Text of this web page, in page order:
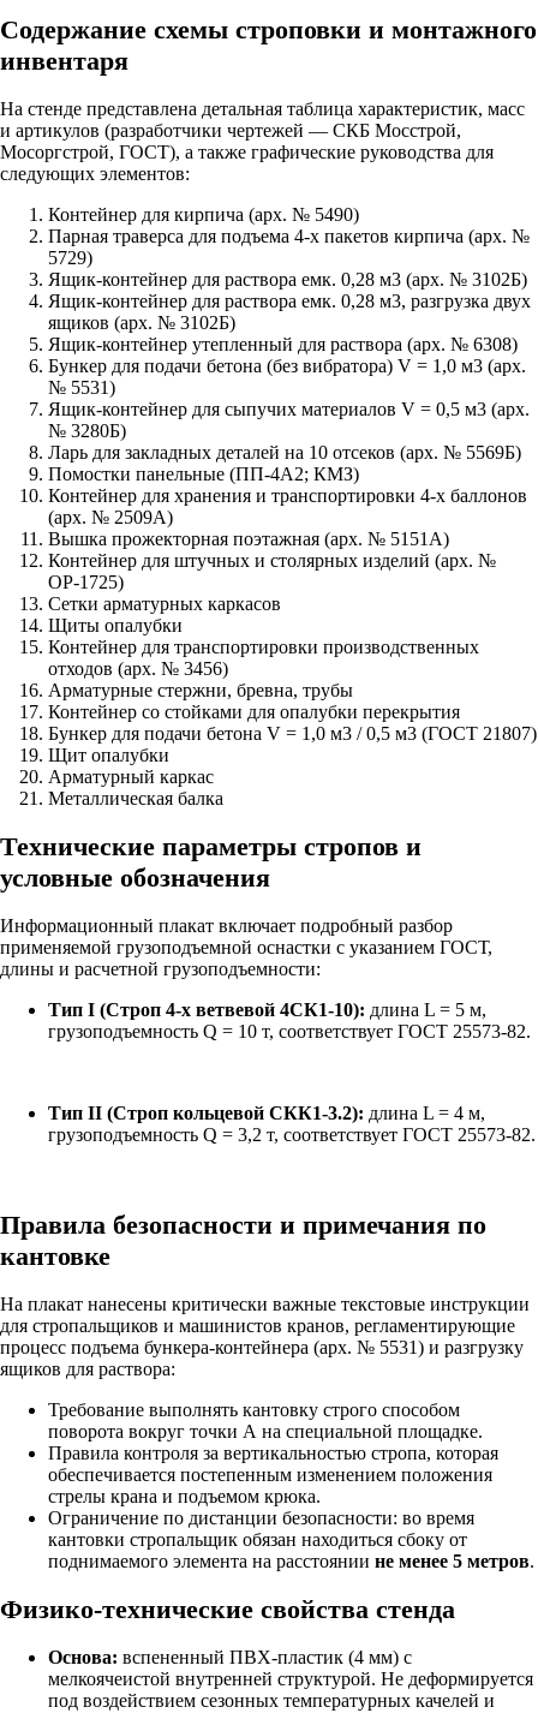
Содержание схемы строповки и монтажного
инвентаря
На стенде представлена детальная таблица характеристик, масс
и артикулов (разработчики чертежей — СКБ Мосстрой,
Мосоргстрой, ГОСТ), а также графические руководства для
следующих элементов:
Контейнер для кирпича (арх. № 5490)
Парная траверса для подъема 4-х пакетов кирпича (арх. №
5729)
Ящик-контейнер для раствора емк. 0,28 м3 (арх. № 3102Б)
Ящик-контейнер для раствора емк. 0,28 м3, разгрузка двух
ящиков (арх. № 3102Б)
Ящик-контейнер утепленный для раствора (арх. № 6308)
Бункер для подачи бетона (без вибратора) V = 1,0 м3 (арх.
№ 5531)
Ящик-контейнер для сыпучих материалов V = 0,5 м3 (арх.
№ 3280Б)
Ларь для закладных деталей на 10 отсеков (арх. № 5569Б)
Помостки панельные (ПП-4А2; КМЗ)
Контейнер для хранения и транспортировки 4-х баллонов
(арх. № 2509А)
Вышка прожекторная поэтажная (арх. № 5151А)
Контейнер для штучных и столярных изделий (арх. №
ОР-1725)
Сетки арматурных каркасов
Щиты опалубки
Контейнер для транспортировки производственных
отходов (арх. № 3456)
Арматурные стержни, бревна, трубы
Контейнер со стойками для опалубки перекрытия
Бункер для подачи бетона V = 1,0 м3 / 0,5 м3 (ГОСТ 21807)
Щит опалубки
Арматурный каркас
Металлическая балка
Технические параметры стропов и
условные обозначения
Информационный плакат включает подробный разбор
применяемой грузоподъемной оснастки с указанием ГОСТ,
длины и расчетной грузоподъемности:
Тип I (Строп 4-х ветвевой 4СК1-10): длина L = 5 м,
грузоподъемность Q = 10 т, соответствует ГОСТ 25573-82.
Тип II (Строп кольцевой СКК1-3.2): длина L = 4 м,
грузоподъемность Q = 3,2 т, соответствует ГОСТ 25573-82.
Правила безопасности и примечания по
кантовке
На плакат нанесены критически важные текстовые инструкции
для стропальщиков и машинистов кранов, регламентирующие
процесс подъема бункера-контейнера (арх. № 5531) и разгрузку
ящиков для раствора:
Требование выполнять кантовку строго способом
поворота вокруг точки А на специальной площадке.
Правила контроля за вертикальностью стропа, которая
обеспечивается постепенным изменением положения
стрелы крана и подъемом крюка.
Ограничение по дистанции безопасности: во время
кантовки стропальщик обязан находиться сбоку от
поднимаемого элемента на расстоянии не менее 5 метров.
Физико-технические свойства стенда
Основа: вспененный ПВХ-пластик (4 мм) с
мелкоячеистой внутренней структурой. Не деформируется
под воздействием сезонных температурных качелей и